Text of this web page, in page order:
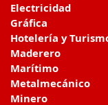
Electricidad
Gráfica
Hotelería y
Maderero
Marítimo
Metalmecánico
Minero